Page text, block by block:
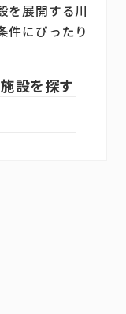
を展開する川
件にぴったり
設を探す